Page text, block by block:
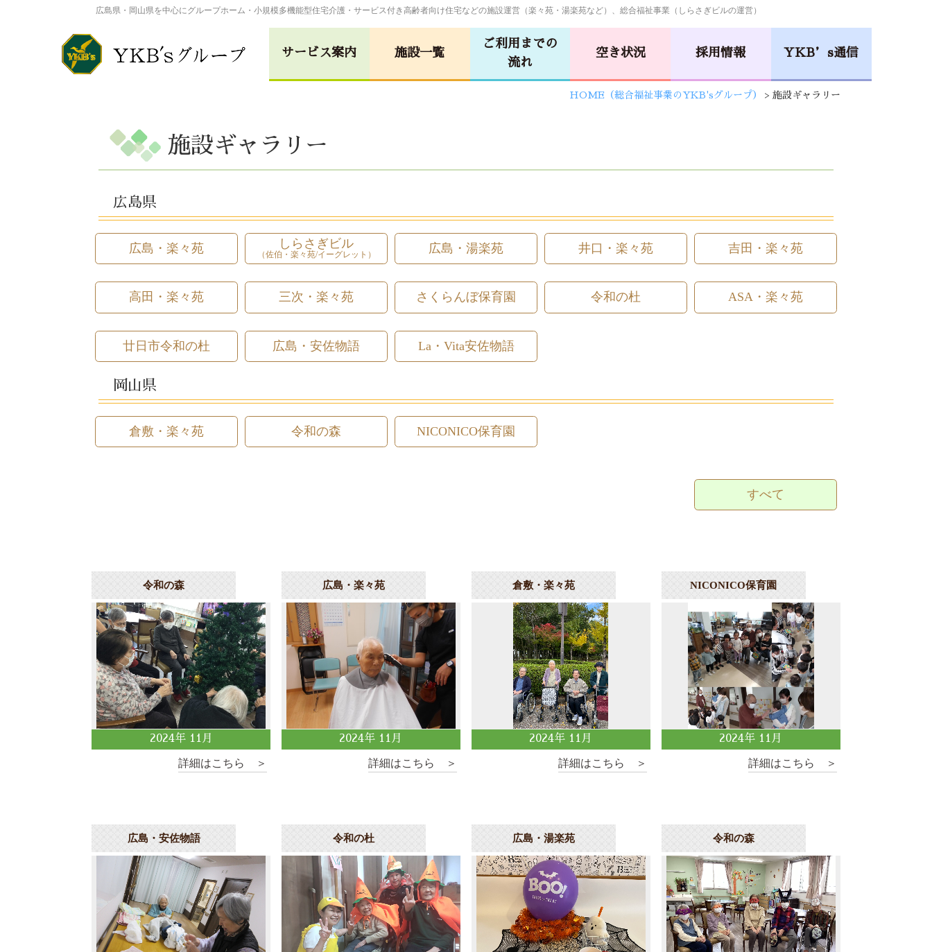
広島県・岡山県を中心にグループホーム・小規模多機能型住宅介護・サービス付き高齢者向け住宅などの施設運営（楽々苑・湯楽苑など）、総合福祉事業（しらさぎビルの運営）
サービス案内 施設一覧
広島･楽々苑 倉敷･楽々苑
高田･楽々苑 三次･楽々苑 令和の杜 令和の森
保育園
保育園
ASA･楽々苑
廿日市・
令和の杜
広島・
La・Vita
ご利用までの
流れ
空き状況 採用情報 YKB’s通信
HOME（総合福祉事業のYKB'sグループ） > 施設ギャラリー
施設ギャラリー
広島県
広島・楽々苑 しらさぎビル
（佐伯・楽々苑/イーグレット） 広島・湯楽苑 井口・楽々苑 吉田・楽々苑
高田・楽々苑 三次・楽々苑 さくらんぼ保育園 令和の杜 ASA・楽々苑
廿日市令和の杜 広島・安佐物語 La・Vita安佐物語
岡山県
倉敷・楽々苑 令和の森 NICONICO保育園
すべて
令和の森
2024年 11月
詳細はこちら ＞
広島・楽々苑
2024年 11月
詳細はこちら ＞
倉敷・楽々苑
2024年 11月
詳細はこちら ＞
NICONICO保育園
2024年 11月
詳細はこちら ＞
広島・安佐物語 令和の杜 広島・湯楽苑 令和の森